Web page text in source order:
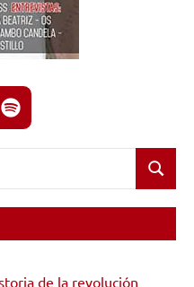
spotify
Buscar
de la revolución